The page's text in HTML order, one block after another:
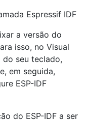
Espressif IDF
a versão do
isso, no Visual
do seu teclado,
em seguida,
ESP-IDF
do ESP-IDF a ser